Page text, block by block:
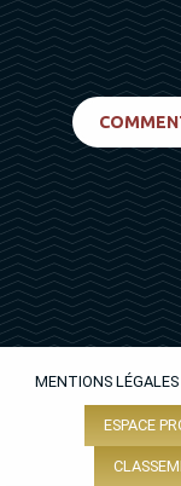
MENTIONS LÉGALES
ESPACE